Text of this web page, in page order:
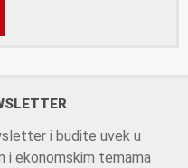
i budite uvek u
i ekonomskim temama